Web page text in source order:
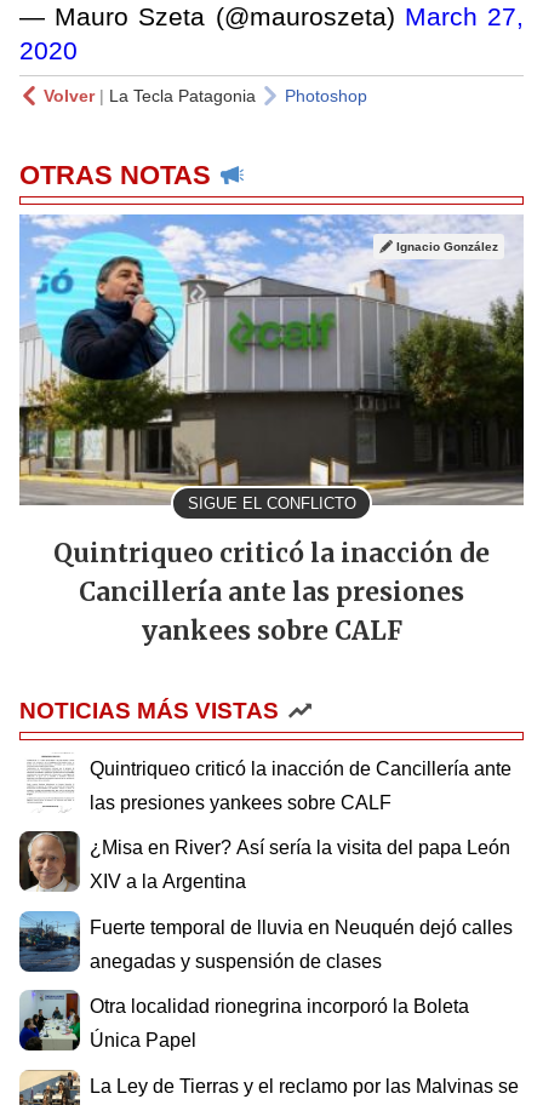
— Mauro Szeta (@mauroszeta) March 27,
2020
Volver| La Tecla Patagonia Photoshop
OTRAS NOTAS
SIGUE EL CONFLICTO
Ignacio González
Quintriqueo criticó la inacción de
Cancillería ante las presiones
yankees sobre CALF
NOTICIAS MÁS VISTAS
Quintriqueo criticó la inacción de Cancillería ante
las presiones yankees sobre CALF
¿Misa en River? Así sería la visita del papa León
XIV a la Argentina
Fuerte temporal de lluvia en Neuquén dejó calles
anegadas y suspensión de clases
Otra localidad rionegrina incorporó la Boleta
Única Papel
La Ley de Tierras y el reclamo por las Malvinas se